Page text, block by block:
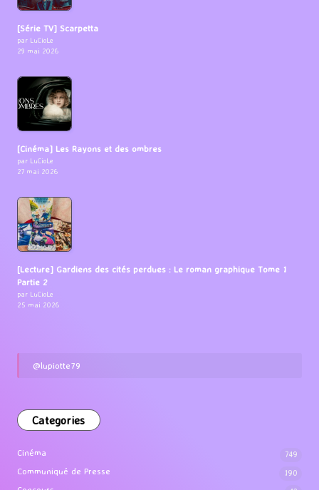
[Série TV] Scarpetta
par LuCioLe
29 mai 2026
[Cinéma] Les Rayons et des ombres
par LuCioLe
27 mai 2026
[Lecture] Gardiens des cités perdues : Le roman graphique Tome 1
Partie 2
par LuCioLe
25 mai 2026
@lupiotte79
Categories
Cinéma 749
Communiqué de Presse 190